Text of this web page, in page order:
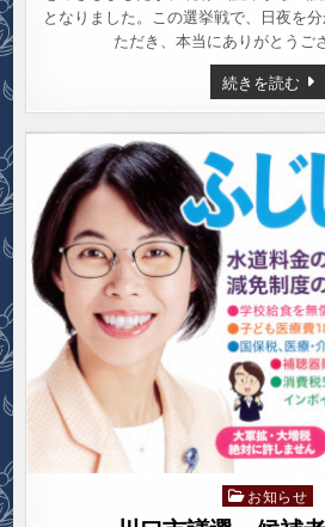
となりました。この選挙戦で、日夜を
ただき、本当にありがとうご
続きを読む2023
川
口
市
議
会
議
員
選
挙
結
果
報
告
Posted
in
お知らせ